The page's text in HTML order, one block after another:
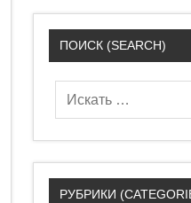
ПОИСК (SEARCH)
РУБРИКИ